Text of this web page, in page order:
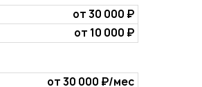
от 30 000 ₽
от 10 000 ₽
от 30 000 ₽/мес